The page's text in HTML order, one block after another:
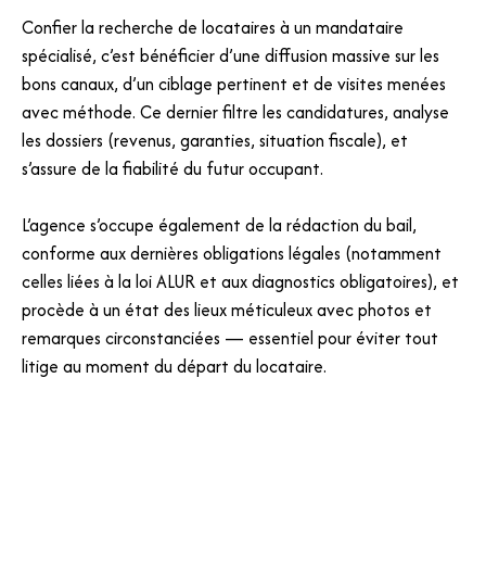
Confier la recherche de locataires à un mandataire
spécialisé, c’est bénéficier d’une diffusion massive sur les
bons canaux, d’un ciblage pertinent et de visites menées
avec méthode. Ce dernier filtre les candidatures, analyse
les dossiers (revenus, garanties, situation fiscale), et
s’assure de la fiabilité du futur occupant.
L’agence s’occupe également de la rédaction du bail,
conforme aux dernières obligations légales (notamment
celles liées à la loi ALUR et aux diagnostics obligatoires), et
procède à un état des lieux méticuleux avec photos et
remarques circonstanciées — essentiel pour éviter tout
litige au moment du départ du locataire.